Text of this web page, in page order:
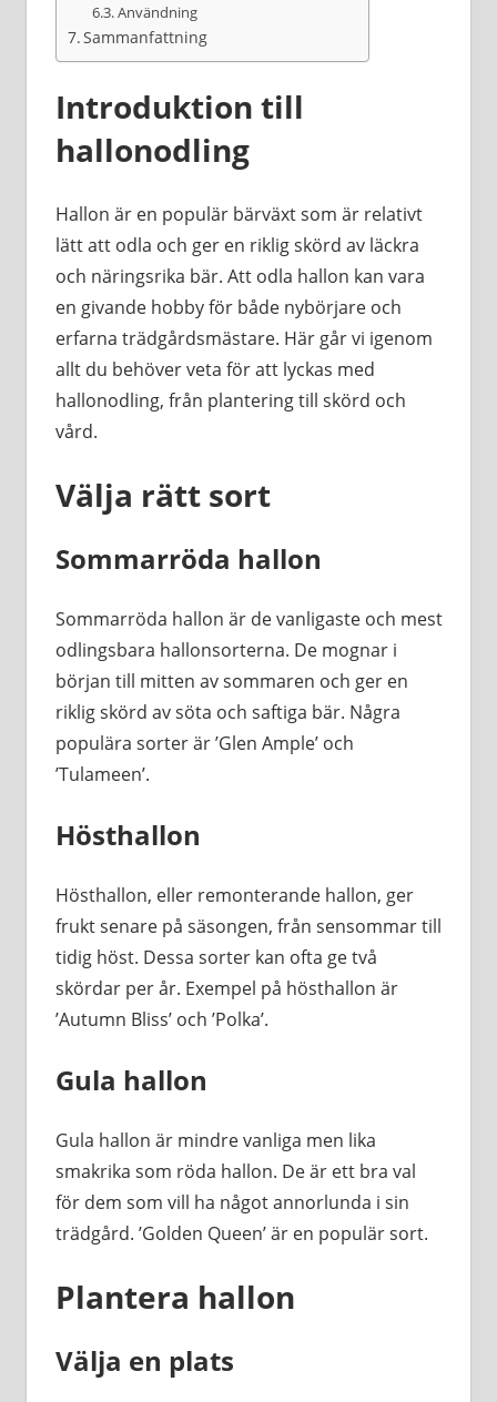
Användning
Sammanfattning
Introduktion till
hallonodling
Hallon är en populär bärväxt som är relativt
lätt att odla och ger en riklig skörd av läckra
och näringsrika bär. Att odla hallon kan vara
en givande hobby för både nybörjare och
erfarna trädgårdsmästare. Här går vi igenom
allt du behöver veta för att lyckas med
hallonodling, från plantering till skörd och
vård.
Välja rätt sort
Sommarröda hallon
Sommarröda hallon är de vanligaste och mest
odlingsbara hallonsorterna. De mognar i
början till mitten av sommaren och ger en
riklig skörd av söta och saftiga bär. Några
populära sorter är ’Glen Ample’ och
’Tulameen’.
Hösthallon
Hösthallon, eller remonterande hallon, ger
frukt senare på säsongen, från sensommar till
tidig höst. Dessa sorter kan ofta ge två
skördar per år. Exempel på hösthallon är
’Autumn Bliss’ och ’Polka’.
Gula hallon
Gula hallon är mindre vanliga men lika
smakrika som röda hallon. De är ett bra val
för dem som vill ha något annorlunda i sin
trädgård. ’Golden Queen’ är en populär sort.
Plantera hallon
Välja en plats